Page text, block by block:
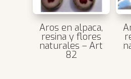
Aros en alpaca,
resina y flores
naturales – Art
82